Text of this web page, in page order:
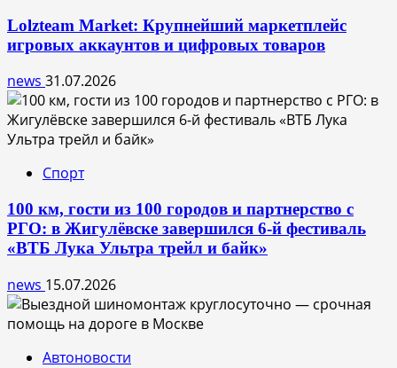
Lolzteam Market: Крупнейший маркетплейс
игровых аккаунтов и цифровых товаров
news 31.07.2026
Спорт
100 км, гости из 100 городов и партнерство с
РГО: в Жигулёвске завершился 6-й фестиваль
«ВТБ Лука Ультра трейл и байк»
news 15.07.2026
Автоновости